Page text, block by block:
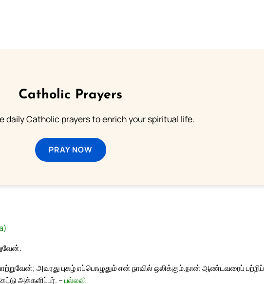
Catholic Prayers
daily Catholic prayers to enrich your spiritual life.
PRAY NOW
அவரது புகழ் எப்பொழுதும் என் நாவில் ஒலிக்கும்.நான் ஆண்டவரைப் பற்றிப்
அக்களிப்பர். –பல்லவி